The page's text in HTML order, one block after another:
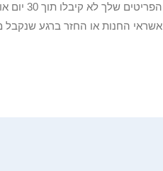
אשראי החנות או החזר ברגע